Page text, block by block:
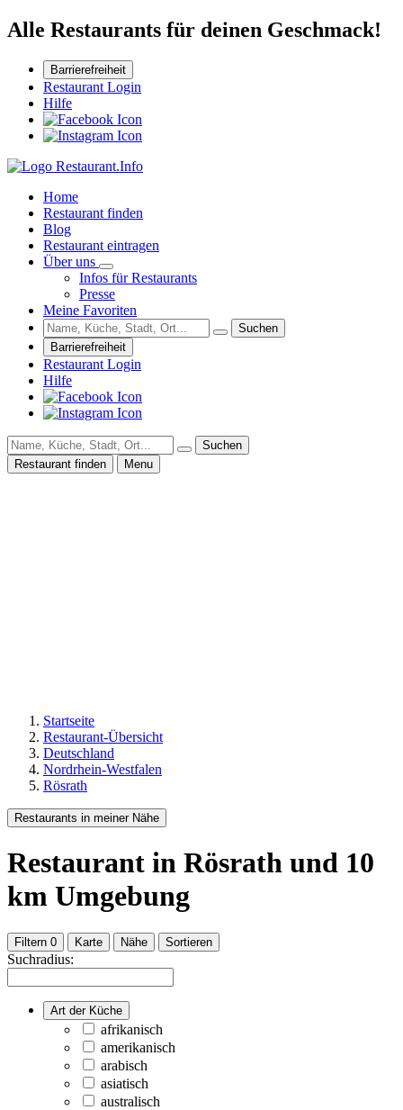
Alle Restaurants für deinen Geschmack!
Barrierefreiheit
Restaurant Login
Hilfe
Home
Restaurant finden
Blog
Restaurant eintragen
Über uns
Infos für Restaurants
Presse
Meine Favoriten
Suchen
Barrierefreiheit
Restaurant Login
Hilfe
Suchen
Restaurant finden
Menu
Startseite
Restaurant-Übersicht
Deutschland
Nordrhein-Westfalen
Rösrath
Restaurants in meiner Nähe
Restaurant in Rösrath und 10
km Umgebung
Filtern 0 Karte Nähe Sortieren
Suchradius:
Art der Küche
afrikanisch
amerikanisch
arabisch
asiatisch
australisch